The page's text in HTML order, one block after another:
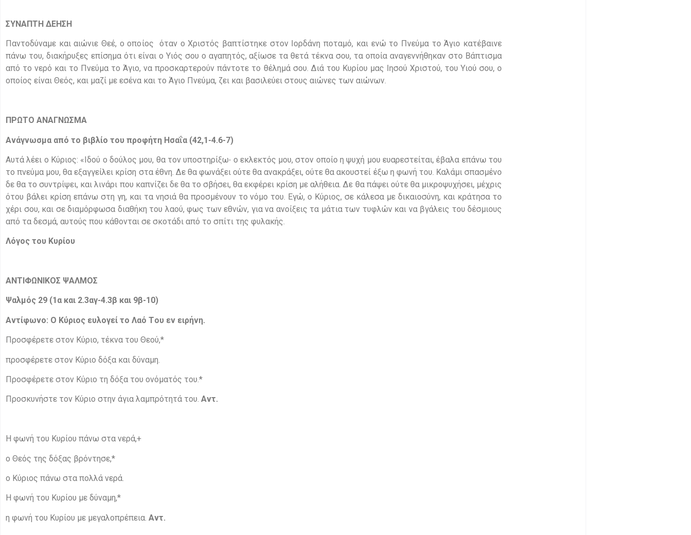
ΣΥΝΑΠΤΗ ΔΕΗΣΗ
Παντοδύναμε και αιώνιε Θεέ, ο οποίος όταν ο Χριστός βαπτίστηκε στον Ιορδάνη ποταμό, και ενώ το Πνεύμα το Άγιο κατέβαινε
πάνω του, διακήρυξες επίσημα ότι είναι ο Υιός σου ο αγαπητός, αξίωσε τα θετά τέκνα σου, τα οποία αναγεννήθηκαν στο Βάπτισμα
από το νερό και το Πνεύμα το Άγιο, να προσκαρτερούν πάντοτε το θέλημά σου. Διά του Κυρίου μας Ιησού Χριστού, του Υιού σου, ο
οποίος είναι Θεός, και μαζί με εσένα και το Άγιο Πνεύμα, ζει και βασιλεύει στους αιώνες των αιώνων.
ΠΡΩΤΟ ΑΝΑΓΝΩΣΜΑ
Ανάγνωσμα από το βιβλίο του προφήτη Ησαΐα (42,1-4.6-7)
Αυτά λέει ο Κύριος: «Ιδού ο δούλος μου, θα τον υποστηρίξω· ο εκλεκτός μου, στον οποίο η ψυχή μου ευαρεστείται, έβαλα επάνω του
το πνεύμα μου, θα εξαγγείλει κρίση στα έθνη. Δε θα φωνάξει ούτε θα ανακράξει, ούτε θα ακουστεί έξω η φωνή του. Καλάμι σπασμένο
δε θα το συντρίψει, και λινάρι που καπνίζει δε θα το σβήσει, θα εκφέρει κρίση με αλήθεια. Δε θα πάψει ούτε θα μικροψυχήσει, μέχρις
ότου βάλει κρίση επάνω στη γη, και τα νησιά θα προσμένουν το νόμο του. Εγώ, ο Κύριος, σε κάλεσα με δικαιοσύνη, και κράτησα το
χέρι σου, και σε διαμόρφωσα διαθήκη του λαού, φως των εθνών, για να ανοίξεις τα μάτια των τυφλών και να βγάλεις του δέσμιους
από τα δεσμά, αυτούς που κάθονται σε σκοτάδι από το σπίτι της φυλακής.
Λόγος του Κυρίου
ΑΝΤΙΦΩΝΙΚΟΣ ΨΑΛΜΟΣ
Ψαλμός 29 (1α και 2.3αγ-4.3β και 9β-10)
Αντίφωνο: Ο Κύριος ευλογεί το Λαό Tου εν ειρήνη.
Προσφέρετε στον Κύριο, τέκνα του Θεού,*
προσφέρετε στον Κύριο δόξα και δύναμη.
Προσφέρετε στον Κύριο τη δόξα του ονόματός του.*
Προσκυνήστε τον Κύριο στην άγια λαμπρότητά του. Αντ.
Η φωνή του Κυρίου πάνω στα νερά,+
ο Θεός της δόξας βρόντησε,*
ο Κύριος πάνω στα πολλά νερά.
Η φωνή του Κυρίου με δύναμη,*
η φωνή του Κυρίου με μεγαλοπρέπεια. Αντ.